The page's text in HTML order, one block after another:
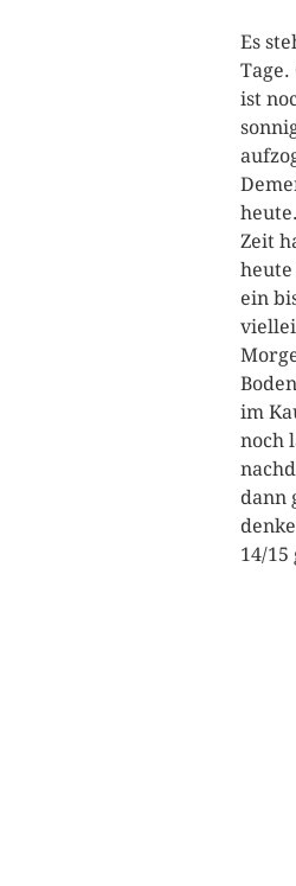
Es
ist
Zeit
heute
ein
im
noch
dann
14/